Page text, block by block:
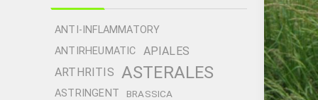
ANTI-INFLAMMATORY
ANTIRHEUMATIC
APIALES
ARTHRITIS ASTERALES
ASTRINGENT BRASSICA